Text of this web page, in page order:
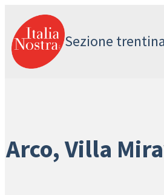
al
contenuto
Sezione trentina
Arco, Villa